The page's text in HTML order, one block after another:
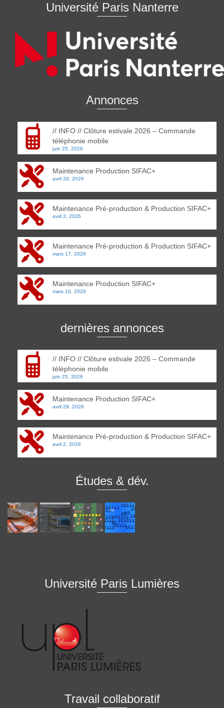
Université Paris Nanterre
Annonces
// INFO // Clôture estivale 2026 – Commande
téléphonie mobile
juin 25, 2026
Maintenance Production SIFAC+
avril 29, 2026
Maintenance Pré-production & Production SIFAC+
avril 2, 2026
Maintenance Pré-production & Production SIFAC+
mars 17, 2026
Maintenance Production SIFAC+
mars 10, 2026
dernières annonces
// INFO // Clôture estivale 2026 – Commande
téléphonie mobile
juin 25, 2026
Maintenance Production SIFAC+
avril 29, 2026
Maintenance Pré-production & Production SIFAC+
avril 2, 2026
Études & dév.
Université Paris Lumières
Travail collaboratif